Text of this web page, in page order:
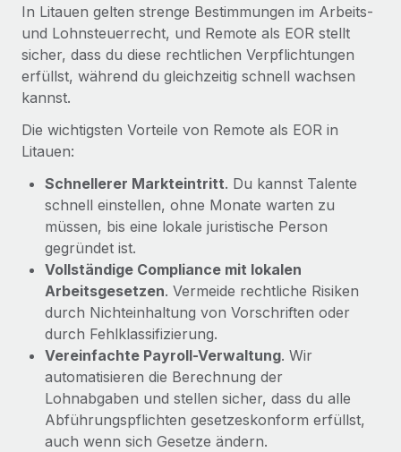
In Litauen gelten strenge Bestimmungen im Arbeits-
und Lohnsteuerrecht, und Remote als EOR stellt
sicher, dass du diese rechtlichen Verpflichtungen
erfüllst, während du gleichzeitig schnell wachsen
kannst.
Die wichtigsten Vorteile von Remote als EOR in
Litauen:
Schnellerer Markteintritt. Du kannst Talente
schnell einstellen, ohne Monate warten zu
müssen, bis eine lokale juristische Person
gegründet ist.
Vollständige Compliance mit lokalen
Arbeitsgesetzen. Vermeide rechtliche Risiken
durch Nichteinhaltung von Vorschriften oder
durch Fehlklassifizierung.
Vereinfachte Payroll-Verwaltung. Wir
automatisieren die Berechnung der
Lohnabgaben und stellen sicher, dass du alle
Abführungspflichten gesetzeskonform erfüllst,
auch wenn sich Gesetze ändern.